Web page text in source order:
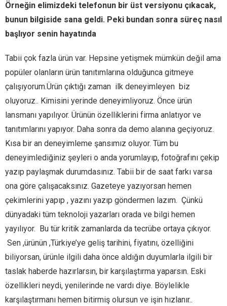
Örneğin elimizdeki telefonun bir üst versiyonu çıkacak,
bunun bilgiside sana geldi. Peki bundan sonra süreç nasıl
başlıyor senin hayatında
Tabii çok fazla ürün var. Hepsine yetişmek mümkün değil ama
popüler olanların ürün tanıtımlarına olduğunca gitmeye
çalışıyorum.Ürün çıktığı zaman ilk deneyimleyen biz
oluyoruz.. Kimisini yerinde deneyimliyoruz. Önce ürün
lansmanı yapılıyor. Ürünün özelliklerini firma anlatıyor ve
tanıtımlarını yapıyor. Daha sonra da demo alanına geçiyoruz.
Kısa bir an deneyimleme şansımız oluyor. Tüm bu
deneyimlediğiniz şeyleri o anda yorumlayıp, fotoğrafını çekip
yazıp paylaşmak durumdasınız. Tabii bir de saat farkı varsa
ona göre çalışacaksınız. Gazeteye yazıyorsan hemen
çekimlerini yapıp , yazını yazıp göndermen lazım. Çünkü
dünyadaki tüm teknoloji yazarları orada ve bilgi hemen
yayılıyor. Bu tür kritik zamanlarda da tecrübe ortaya çıkıyor.
Sen ,ürünün ,Türkiye’ye geliş tarihini, fiyatını, özelliğini
biliyorsan, ürünle ilgili daha önce aldığın duyumlarla ilgili bir
taslak haberde hazırlarsın, bir karşılaştırma yaparsın. Eski
özellikleri neydi, yenilerinde ne vardı diye. Böylelikle
karşılaştırmanı hemen bitirmiş olursun ve işin hızlanır..